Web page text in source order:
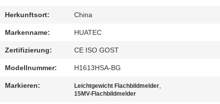
SIE
MIT
UNS
IN
VERBINDUNG
Herkunftsort: China
Markenname: HUATEC
Zertifizierung: CE ISO GOST
Modellnummer: H1613HSA-BG
Markieren: Leichtgewicht Flachbildmelder,
15MV-Flachbildmelder